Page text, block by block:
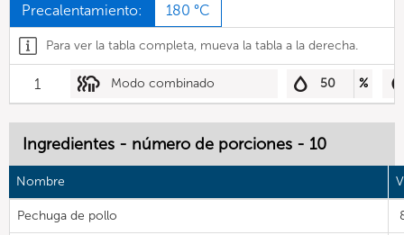
Precalentamiento: 180 °C
Para ver la tabla completa, mueva la tabla a la derecha.
1 Modo combinado 50 %
Ingredientes - número de porciones - 10
Nombre
Pechuga de pollo